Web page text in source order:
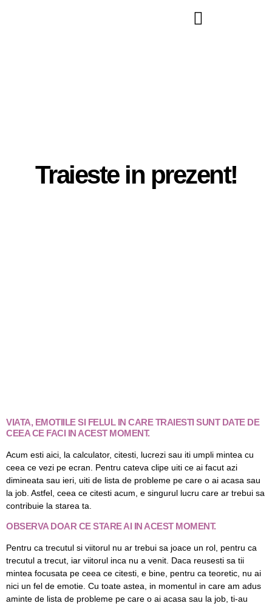
Traieste in prezent!
VIATA, EMOTIILE SI FELUL IN CARE TRAIESTI SUNT DATE DE
CEEA CE FACI IN ACEST MOMENT.
Acum esti aici, la calculator, citesti, lucrezi sau iti umpli mintea cu
ceea ce vezi pe ecran. Pentru cateva clipe uiti ce ai facut azi
dimineata sau ieri, uiti de lista de probleme pe care o ai acasa sau
la job. Astfel, ceea ce citesti acum, e singurul lucru care ar trebui sa
contribuie la starea ta.
OBSERVA DOAR CE STARE AI IN ACEST MOMENT.
Pentru ca trecutul si viitorul nu ar trebui sa joace un rol, pentru ca
trecutul a trecut, iar viitorul inca nu a venit. Daca reusesti sa tii
mintea focusata pe ceea ce citesti, e bine, pentru ca teoretic, nu ai
nici un fel de emotie. Cu toate astea, in momentul in care am adus
aminte de lista de probleme pe care o ai acasa sau la job, ti-au